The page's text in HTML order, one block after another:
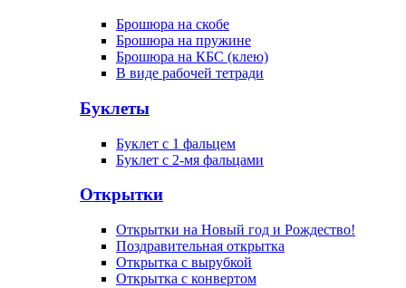
Брошюра на скобе
Брошюра на пружине
Брошюра на КБС (клею)
В виде рабочей тетради
Буклеты
Буклет с 1 фальцем
Буклет с 2-мя фальцами
Открытки
Открытки на Новый год и Рождество!
Поздравительная открытка
Открытка с вырубкой
Открытка с конвертом